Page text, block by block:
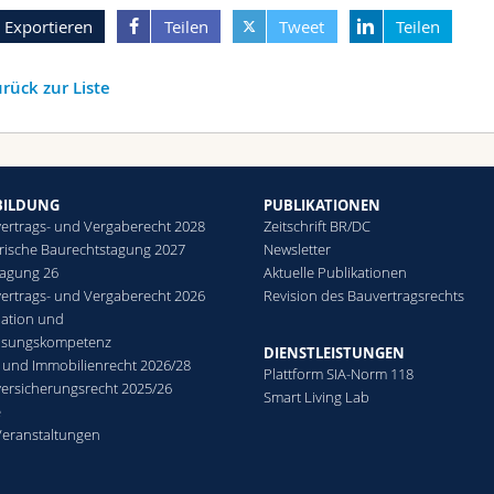
Exportieren Teilen Tweet Teilen
zur Liste
und Vergaberecht 2028
Baurechtstagung 2027
26
und Vergaberecht 2026
und
und Immobilienrecht 2026/28
2025/26
PUBLIKATIONEN
Zeitschrift BR/DC
Newsletter
Aktuelle Publikationen
Revision des Bauvertragsrechts
DIENSTLEISTUNGEN
Plattform SIA-Norm 118
Smart Living Lab